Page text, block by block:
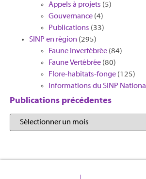
Appels à projets (5)
Gouvernance (4)
Publications (33)
SINP en région (295)
Faune Invertébrée (84)
Faune Vertébrée (80)
Flore-habitats-fonge (125)
Informations du SINP National
Publications précédentes